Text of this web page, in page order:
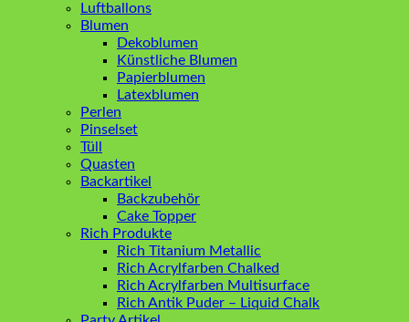
Luftballons
Blumen
Dekoblumen
Künstliche Blumen
Papierblumen
Latexblumen
Perlen
Pinselset
Tüll
Quasten
Backartikel
Backzubehör
Cake Topper
Rich Produkte
Rich Titanium Metallic
Rich Acrylfarben Chalked
Rich Acrylfarben Multisurface
Rich Antik Puder – Liquid Chalk